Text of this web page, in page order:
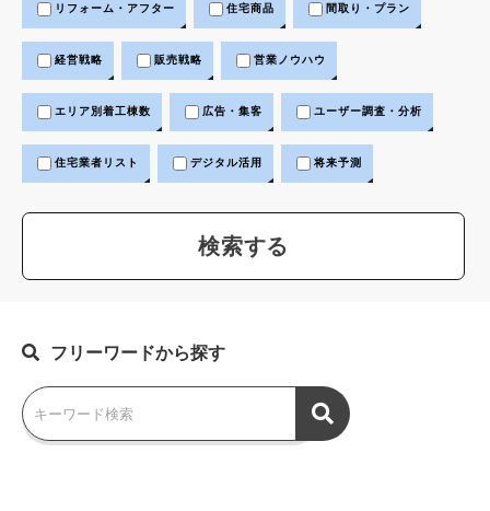
リフォーム・アフター 住宅商品 間取り・プラン
経営戦略 販売戦略 営業ノウハウ
エリア別着工棟数 広告・集客 ユーザー調査・分析
住宅業者リスト デジタル活用 将来予測
フリーワードから探す